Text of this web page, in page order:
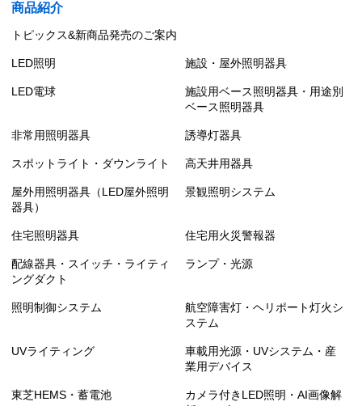
商品紹介
トピックス&新商品発売のご案内
LED照明 施設・屋外照明器具
LED電球
施設用ベース照明器具・用途別
ベース照明器具
非常用照明器具 誘導灯器具
スポットライト・ダウンライト 高天井用器具
屋外用照明器具（LED屋外照明
器具）
景観照明システム
住宅照明器具 住宅用火災警報器
配線器具・スイッチ・ライティ
ングダクト
ランプ・光源
照明制御システム
航空障害灯・ヘリポート灯火シ
ステム
UVライティング
車載用光源・UVシステム・産
業用デバイス
東芝HEMS・蓄電池
カメラ付きLED照明・AI画像解